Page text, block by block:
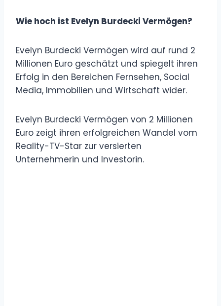
Wie hoch ist Evelyn Burdecki Vermögen?
Evelyn Burdecki Vermögen wird auf rund 2
Millionen Euro geschätzt und spiegelt ihren
Erfolg in den Bereichen Fernsehen, Social
Media, Immobilien und Wirtschaft wider.
Evelyn Burdecki Vermögen von 2 Millionen
Euro zeigt ihren erfolgreichen Wandel vom
Reality-TV-Star zur versierten
Unternehmerin und Investorin.